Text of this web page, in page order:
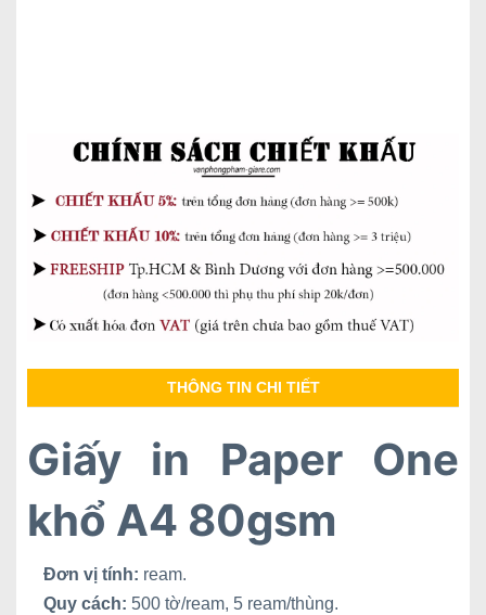
THÔNG TIN CHI TIẾT
Giấy in Paper One
khổ A4 80gsm
Đơn vị tính: ream.
Quy cách: 500 tờ/ream, 5 ream/thùng.